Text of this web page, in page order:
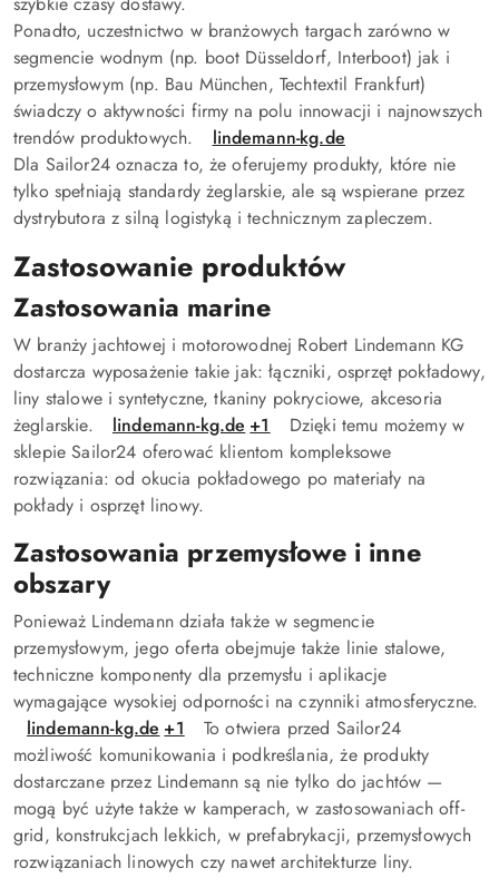
Ponadto, uczestnictwo w branżowych targach zarówno w
segmencie wodnym (np. boot Düsseldorf, Interboot) jak i
przemysłowym (np. Bau München, Techtextil Frankfurt)
świadczy o aktywności firmy na polu innowacji i najnowszych
trendów produktowych.
lindemann-kg.de
Dla Sailor24 oznacza to, że oferujemy produkty, które nie
tylko spełniają standardy żeglarskie, ale są wspierane przez
dystrybutora z silną logistyką i technicznym zapleczem.
Zastosowanie produktów
Zastosowania marine
W branży jachtowej i motorowodnej Robert Lindemann KG
dostarcza wyposażenie takie jak: łączniki, osprzęt pokładowy,
liny stalowe i syntetyczne, tkaniny pokryciowe, akcesoria
żeglarskie.
lindemann-kg.de +1
Dzięki temu możemy w
sklepie Sailor24 oferować klientom kompleksowe
rozwiązania: od okucia pokładowego po materiały na
pokłady i osprzęt linowy.
Zastosowania przemysłowe i inne
obszary
Ponieważ Lindemann działa także w segmencie
przemysłowym, jego oferta obejmuje także linie stalowe,
techniczne komponenty dla przemysłu i aplikacje
wymagające wysokiej odporności na czynniki atmosferyczne.
lindemann-kg.de +1
To otwiera przed Sailor24
możliwość komunikowania i podkreślania, że produkty
dostarczane przez Lindemann są nie tylko do jachtów —
mogą być użyte także w kamperach, w zastosowaniach off-
grid, konstrukcjach lekkich, w prefabrykacji, przemysłowych
rozwiązaniach linowych czy nawet architekturze liny.